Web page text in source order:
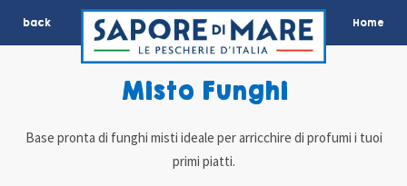
back Home
Misto Funghi
Base pronta di funghi misti ideale per arricchire di profumi i tuoi
primi piatti.